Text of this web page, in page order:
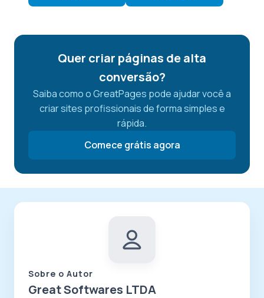
Quer criar páginas de alta
conversão?
Saiba como o GreatPages pode ajudar você a
criar sites profissionais de forma simples e
rápida.
Comece grátis agora
Sobre o Autor
Great Softwares LTDA